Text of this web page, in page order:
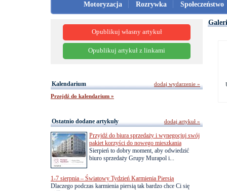
Motoryzacja
Rozrywka Społeczeństwo
Opublikuj własny artykuł
Opublikuj artykuł z linkami
Kalendarium
Przejdź do kalendarium »
dodaj wydarzenie »
Ostatnio dodane artykuły
Przyjdź do biura sprzedaży i wynegocjuj swój
pakiet korzyści do nowego mieszkania
Sierpień to dobry moment, aby odwiedzić
biuro sprzedaży Grupy Murapol i...
1-7 sierpnia – Światowy Tydzień Karmienia Piersią
Dlaczego podczas karmienia piersią tak bardzo chce Ci się
dodaj artykuł »